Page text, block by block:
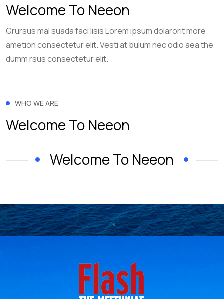
Welcome To Neeon
Grursus mal suada faci lisis Lorem ipsum dolarorit more
ametion consectetur elit. Vesti at bulum nec odio aea the
dumm rsus consectetur elit.
WHO WE ARE
Welcome To Neeon
Welcome To Neeon